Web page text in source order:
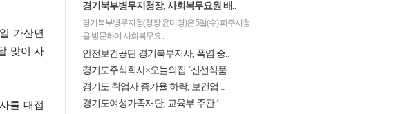
가산면
맞이 사
를 대접
경기북부병무지청장, 사회복무요원 배..
경기북부병무지청(청장 윤미경)은 5일(수) 파주시청
을 방문하여 사회복무요..
안전보건공단 경기북부지사, 폭염 중..
경기도주식회사×오늘의집 ‘신선식품..
경기도 취업자 증가율 하락, 보건업 ..
경기도여성가족재단, 교육부 주관 ‘..